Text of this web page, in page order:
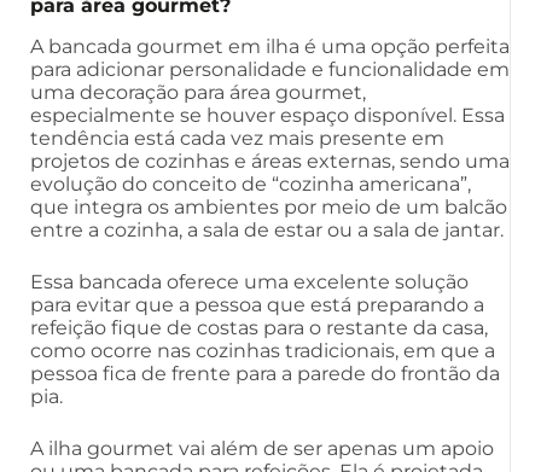
para área gourmet?
A bancada gourmet em ilha é uma opção perfeita
para adicionar personalidade e funcionalidade em
uma decoração para área gourmet,
especialmente se houver espaço disponível. Essa
tendência está cada vez mais presente em
projetos de cozinhas e áreas externas, sendo uma
evolução do conceito de “cozinha americana”,
que integra os ambientes por meio de um balcão
entre a cozinha, a sala de estar ou a sala de jantar.
Essa bancada oferece uma excelente solução
para evitar que a pessoa que está preparando a
refeição fique de costas para o restante da casa,
como ocorre nas cozinhas tradicionais, em que a
pessoa fica de frente para a parede do frontão da
pia.
A ilha gourmet vai além de ser apenas um apoio